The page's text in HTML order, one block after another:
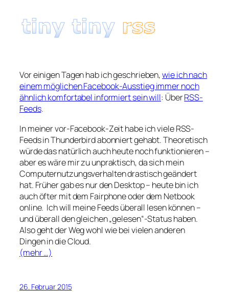
Vor einigen Tagen hab ich geschrieben,wie ich nach
einem möglichen Facebook-Ausstieg immer noch
ähnlich komfortabel informiert sein will: ÜberRSS-
Feeds.
In meiner vor-Facebook-Zeit habe ich viele RSS-
Feeds in Thunderbird abonniert gehabt. Theoretisch
würde das natürlich auch heute noch funktionieren –
aber es wäre mir zu unpraktisch, da sich mein
Computernutzungsverhalten drastisch geändert
hat. Früher gab es nur den Desktop – heute bin ich
auch öfter mit dem Fairphone oder dem Netbook
online. Ich will meine Feeds überall lesen können –
und überall den gleichen „gelesen“-Status haben.
Also geht der Weg wohl wie bei vielen anderen
Dingen in die Cloud.
(mehr …)
26. Februar 2015